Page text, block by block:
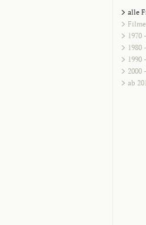
alle
1970
1980
1990
2000
ab